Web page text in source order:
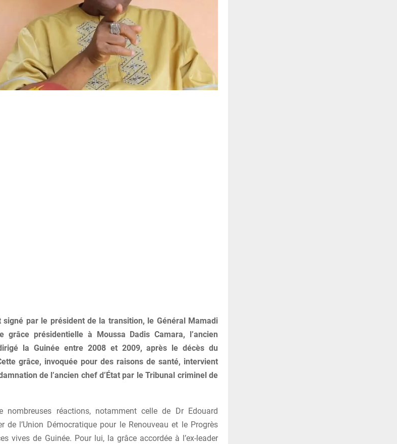
signé par le président de la transition, le Général Mamadi
grâce présidentielle à Moussa Dadis Camara, l’ancien
la Guinée entre 2008 et 2009, après le décès du
grâce, invoquée pour des raisons de santé, intervient
de l’ancien chef d’État par le Tribunal criminel de
nombreuses réactions, notamment celle de Dr Edouard
de l’Union Démocratique pour le Renouveau et le Progrès
vives de Guinée. Pour lui, la grâce accordée à l’ex-leader